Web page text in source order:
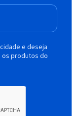
e deseja
produtos do